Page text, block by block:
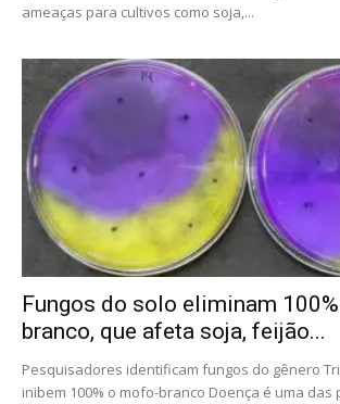
ameaças para cultivos como soja,...
Fungos do solo eliminam
branco, que afeta soja, feijão...
Pesquisadores identificam fungos do gênero
inibem 100% o mofo-branco Doença é uma das